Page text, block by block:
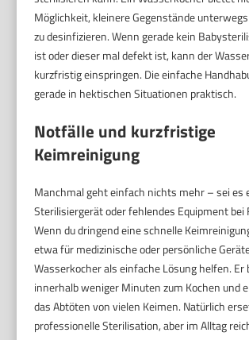
Möglichkeit, kleinere Gegenstände
zu desinfizieren. Wenn gerade kein
ist oder dieser mal defekt ist, kann der
kurzfristig einspringen. Die einfache
gerade in hektischen Situationen praktisch.
Notfälle und kurzfristige
Keimreinigung
Manchmal geht einfach nichts mehr – sei es
Sterilisiergerät oder fehlendes Equipment bei
Wenn du dringend eine schnelle
etwa für medizinische oder persönliche
Wasserkocher als einfache Lösung helfen.
innerhalb weniger Minuten zum Kochen und
das Abtöten von vielen Keimen. Natürlich
professionelle Sterilisation, aber im Alltag